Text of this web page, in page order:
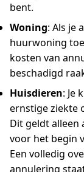
bent.
Woning: Als je
huurwoning
kosten van
beschadigd
Huisdieren: Je
ernstige ziekte
Dit geldt alleen
voor het begin
Een volledig
annulering